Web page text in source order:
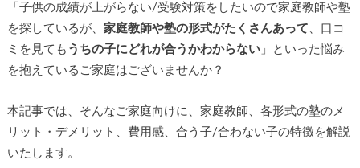
「子供の成績が上がらない/受験対策をしたいので家庭教師や塾
を探しているが、 家庭教師や塾の形式がたくさんあって 、口コ
ミを見ても うちの子にどれが合うかわからない」といった悩み
を抱えているご家庭はございませんか？
本記事では、そんなご家庭向けに、家庭教師、各形式の塾のメ
リット・デメリット、費用感、合う子/合わない子の特徴を解説
いたします。